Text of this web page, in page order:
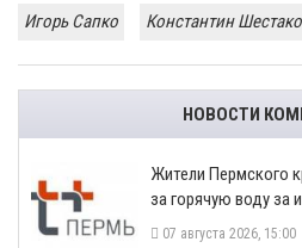
Игорь Сапко
Константин
НОВОСТИ
​Жители Пермского
за горячую воду за
07 августа 2026, 15:00